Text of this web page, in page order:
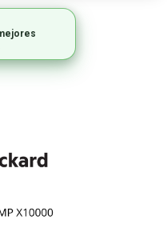
High End